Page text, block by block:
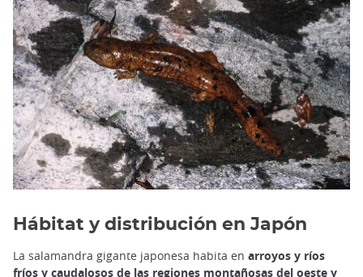
Hábitat y distribución en Japón
La salamandra gigante japonesa habita en arroyos y ríos
fríos y caudalosos de las regiones montañosas del oeste y